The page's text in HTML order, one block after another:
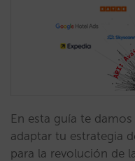
En esta guía te
adaptar tu estrategia
para la revolución de